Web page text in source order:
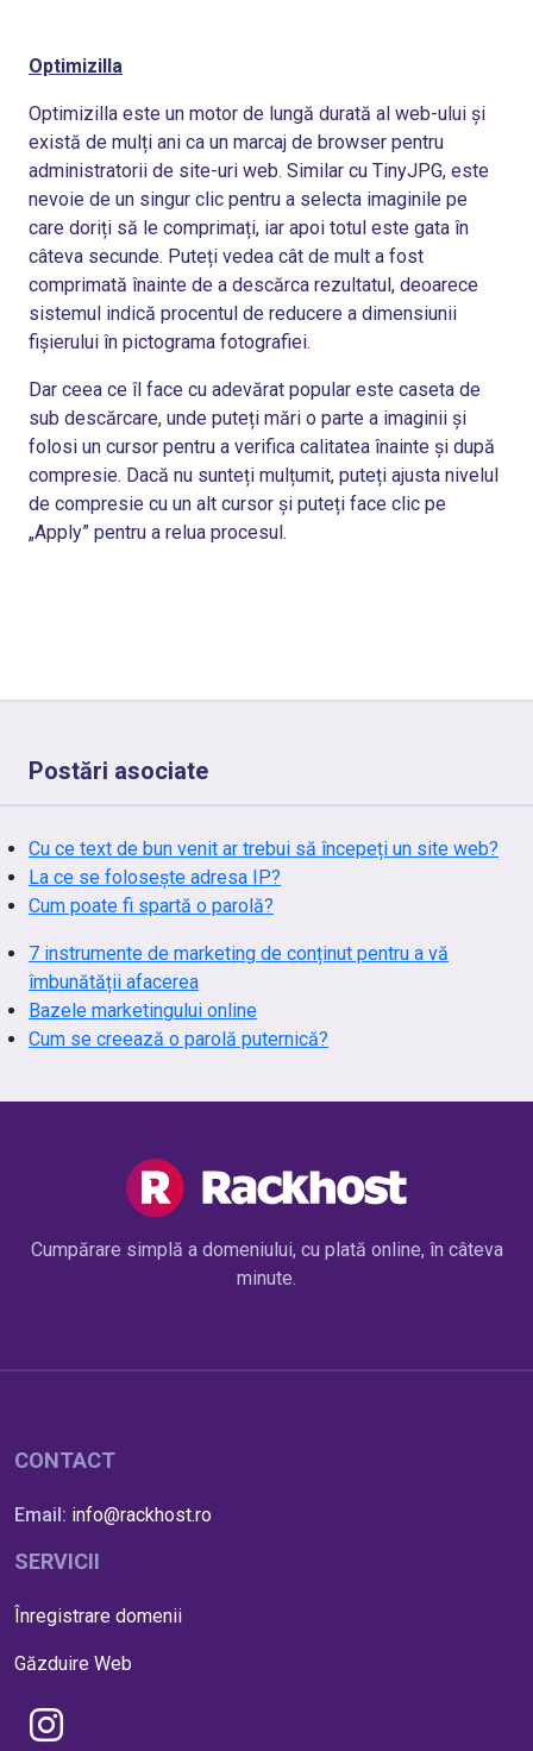
Optimizilla
Optimizilla este un motor de lungă durată al web-ului și
există de mulți ani ca un marcaj de browser pentru
administratorii de site-uri web. Similar cu TinyJPG, este
nevoie de un singur clic pentru a selecta imaginile pe
care doriți să le comprimați, iar apoi totul este gata în
câteva secunde. Puteți vedea cât de mult a fost
comprimată înainte de a descărca rezultatul, deoarece
sistemul indică procentul de reducere a dimensiunii
fișierului în pictograma fotografiei.
Dar ceea ce îl face cu adevărat popular este caseta de
sub descărcare, unde puteți mări o parte a imaginii și
folosi un cursor pentru a verifica calitatea înainte și după
compresie. Dacă nu sunteți mulțumit, puteți ajusta nivelul
de compresie cu un alt cursor și puteți face clic pe
„Apply” pentru a relua procesul.
Postări asociate
Cu ce text de bun venit ar trebui să începeți un site web?
La ce se folosește adresa IP?
Cum poate fi spartă o parolă?
7 instrumente de marketing de conținut pentru a vă
îmbunătății afacerea
Bazele marketingului online
Cum se creează o parolă puternică?
Cumpărare simplă a domeniului, cu plată online, în câteva
minute.
CONTACT
Email: info@rackhost.ro
SERVICII
Înregistrare domenii
Găzduire Web